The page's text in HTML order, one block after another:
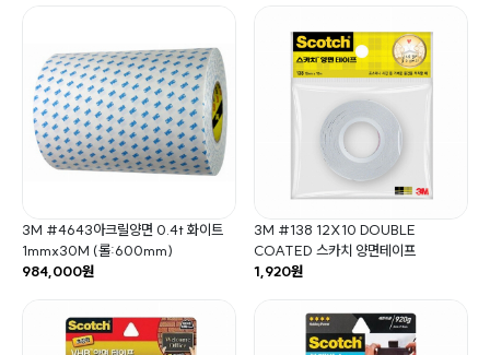
3M #4643아크릴양면 0.4t 화이트
1mmx30M (롤:600mm)
984,000원
3M #138 12X10 DOUBLE
COATED 스카치 양면테이프
1,920원